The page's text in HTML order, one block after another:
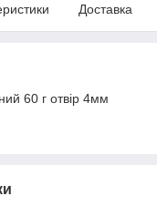
Доставка
60 г отвір 4мм